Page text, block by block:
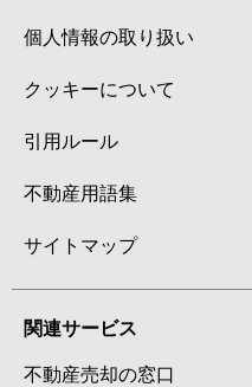
個人情報の取り扱い
クッキーについて
引用ルール
不動産用語集
サイトマップ
関連サービス
不動産売却の窓口